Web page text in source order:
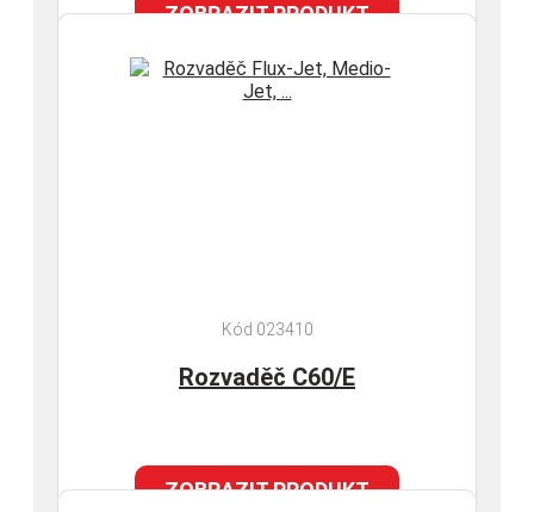
ZOBRAZIT PRODUKT
Kód 023410
Rozvaděč C60/E
ZOBRAZIT PRODUKT